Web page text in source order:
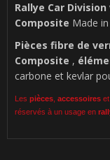
Rallye Car Division
Composite Made
Pièces fibre de
Composite ,
carbone et kevlar
Les pièces accessoires
réservés à un usage en